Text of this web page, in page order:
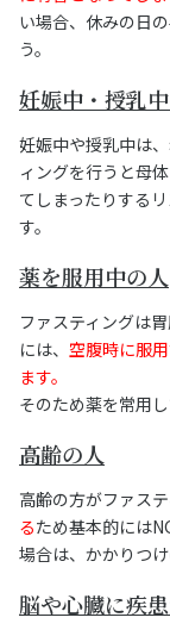
い場合、休みの日
う。
妊娠中・授乳
妊娠中や授乳中は
ィングを行うと母
てしまったりする
す。
薬を服用中の人
ファスティングは
には、 空腹時に服
ます。
そのため薬を常用
高齢の人
高齢の方がファステ
るため基本的には
場合は、かかりつ
脳や心臓に疾